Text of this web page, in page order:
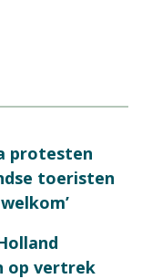
protesten
toeristen
op vertrek